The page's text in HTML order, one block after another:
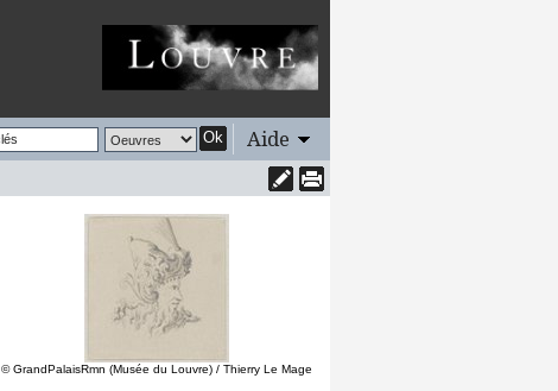
Ok Aide
© GrandPalaisRmn (Musée du Louvre) / Thierry Le Mage